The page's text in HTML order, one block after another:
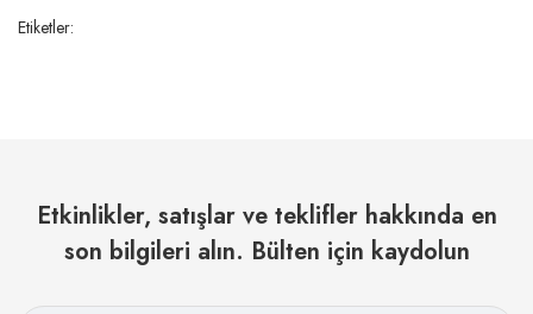
Etiketler:
Etkinlikler, satışlar ve teklifler hakkında en
son bilgileri alın. Bülten için kaydolun